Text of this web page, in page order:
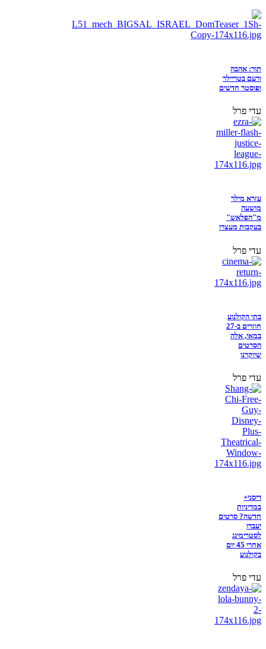
תור: אהבה
ורעם בטריילר
ופוסטר חדשים
עדי פרל
עזרא מילר
מושעה
מ"הפלאש"
בעקבות מעצרו
עדי פרל
בתי הקולנוע
חוזרים ב-27
במאי, אלה
הסרטים
שיוקרנו
עדי פרל
דיסני+
במדיניות
חדשה? סרטים
יעברו
לסטרימינג
אחרי 45 יום
בקולנוע
עדי פרל